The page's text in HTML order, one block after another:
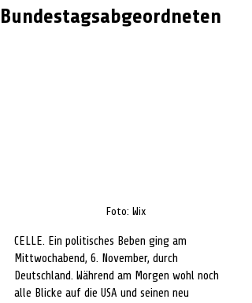
Bundestagsabgeordneten
Foto: Wix
CELLE. Ein politisches Beben ging am
Mittwochabend, 6. November, durch
Deutschland. Während am Morgen wohl noch
alle Blicke auf die USA und seinen neu